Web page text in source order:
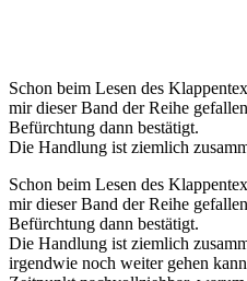
Schon beim Lesen des
mir dieser Band der Reihe
Befürchtung dann bestätigt.
Die Handlung ist ziemlich
Schon beim Lesen des
mir dieser Band der Reihe
Befürchtung dann bestätigt.
Die Handlung ist ziemlich
irgendwie noch weiter gehen